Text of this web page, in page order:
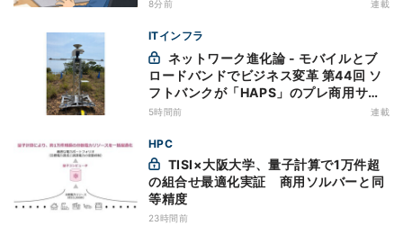
8分前 連載
ITインフラ
ロードバンドでビジネス変革 第44回 ソ
フトバンクが「HAPS」のプレ商用サー
ビス開始を表明、本格的な商用展開のめ
5時間前 連載
HPC
の組合せ最適化実証 商用ソルバーと同
等精度
23時間前